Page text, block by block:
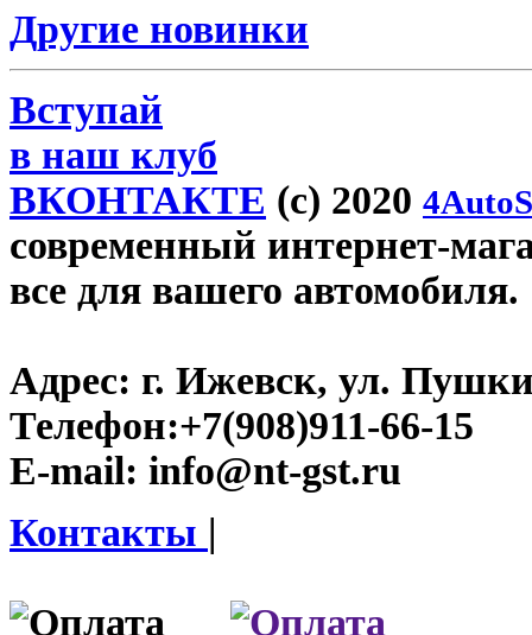
Другие новинки
Вступай
в наш клуб
ВКОНТАКТЕ (c) 2020
современный интернет-
все для вашего автомобиля.
Адрес: г. Ижевск, ул.
Телефон:+7(908)911-66-15
E-mail: info@nt-gst.ru
Контакты |